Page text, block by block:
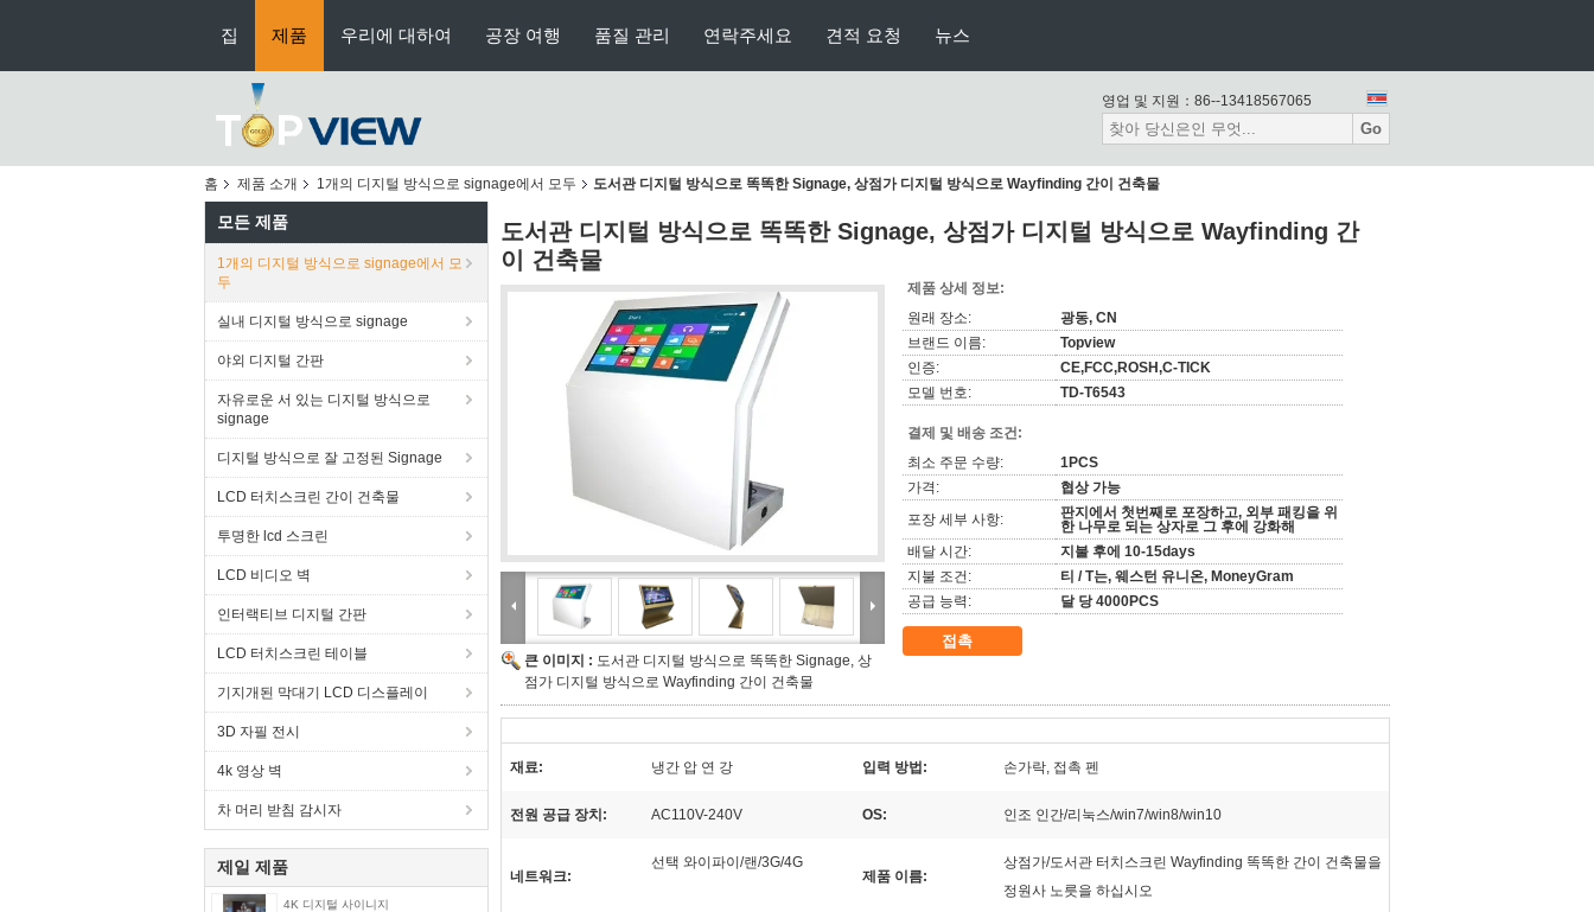
집 제품 우리에 대하여 공장 여행 품질 관리 연락주세요 견적 요청 뉴스
영업 및 지원： 86--13418567065
Go
홈 제품 소개 1개의 디지털 방식으로 signage에서 모두 도서관 디지털 방식으로 똑똑한 Signage, 상점가 디지털 방식으로 Wayfinding 간이 건축물
모든 제품
1개의 디지털 방식으로 signage에서 모
두
실내 디지털 방식으로 signage
야외 디지털 간판
자유로운 서 있는 디지털 방식으로
signage
디지털 방식으로 잘 고정된 Signage
LCD 터치스크린 간이 건축물
투명한 lcd 스크린
LCD 비디오 벽
인터랙티브 디지털 간판
LCD 터치스크린 테이블
기지개된 막대기 LCD 디스플레이
3D 자필 전시
4k 영상 벽
차 머리 받침 감시자
제일 제품
4K 디지털 사이니지
도서관 디지털 방식으로 똑똑한 Signage, 상점가 디지털 방식으로 Wayfinding 간
이 건축물
큰 이미지 : 도서관 디지털 방식으로 똑똑한 Signage, 상
점가 디지털 방식으로 Wayfinding 간이 건축물
제품 상세 정보:
원래 장소:
광동, CN
브랜드 이름:
Topview
인증:
CE,FCC,ROSH,C-TICK
모델 번호:
TD-T6543
결제 및 배송 조건:
최소 주문 수량:
1PCS
가격:
협상 가능
포장 세부 사항:
판지에서 첫번째로 포장하고, 외부 패킹을 위
한 나무로 되는 상자로 그 후에 강화해
배달 시간:
지불 후에 10-15days
지불 조건:
티 / T는, 웨스턴 유니온, MoneyGram
공급 능력:
달 당 4000PCS
접촉
재료: 냉간 압 연 강 입력 방법: 손가락, 접촉 펜
전원 공급 장치: AC110V-240V OS: 인조 인간/리눅스/win7/win8/win10
네트워크:
선택 와이파이/랜/3G/4G
제품 이름:
상점가/도서관 터치스크린 Wayfinding 똑똑한 간이 건축물을
정원사 노릇을 하십시오